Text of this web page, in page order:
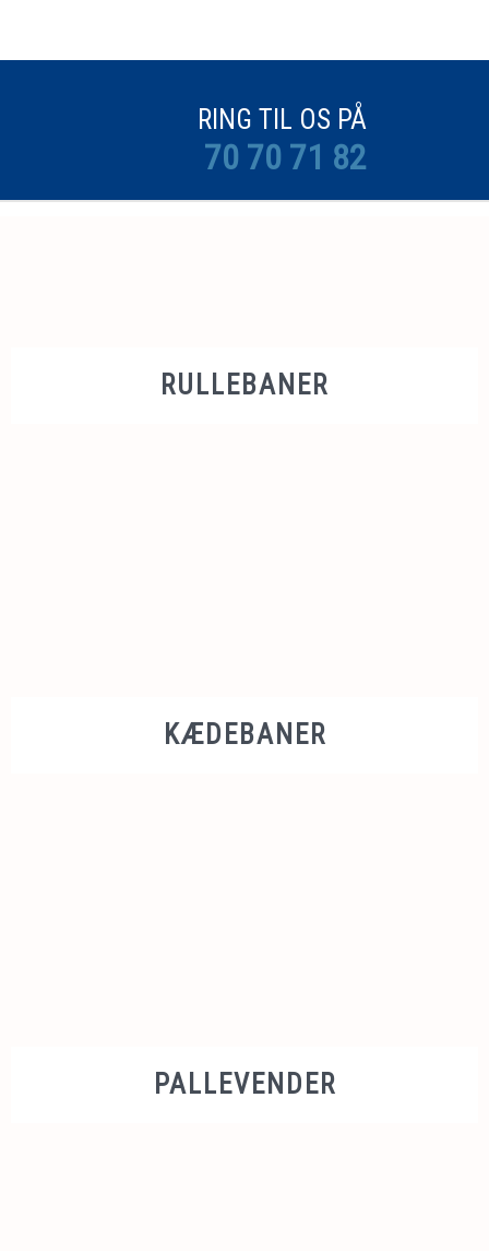
​RING TIL OS PÅ
70 70 71 82
RULLEBANER
KÆDEBANER
PALLEVENDER